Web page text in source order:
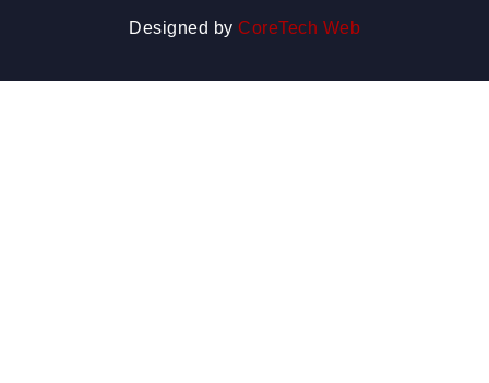
Designed by CoreTech Web